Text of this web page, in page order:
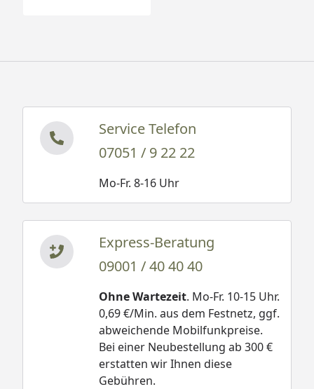
Service Telefon
07051 / 9 22 22
Mo-Fr. 8-16 Uhr
Express-Beratung
09001 / 40 40 40
Ohne Wartezeit. Mo-Fr. 10-15 Uhr.
0,69 €/Min. aus dem Festnetz, ggf.
abweichende Mobilfunkpreise.
Bei einer Neubestellung ab 300 €
erstatten wir Ihnen diese
Gebühren.